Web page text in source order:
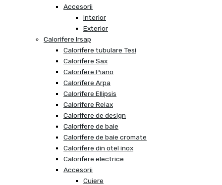
Accesorii
Interior
Exterior
Calorifere Irsap
Calorifere tubulare Tesi
Calorifere Sax
Calorifere Piano
Calorifere Arpa
Calorifere Ellipsis
Calorifere Relax
Calorifere de design
Calorifere de baie
Calorifere de baie cromate
Calorifere din otel inox
Calorifere electrice
Accesorii
Cuiere